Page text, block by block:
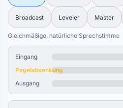
Broadcast Leveler Master
Gleichmäßige, natürliche Sprechstimme
Eingang
Pegelabsenkung
Ausgang